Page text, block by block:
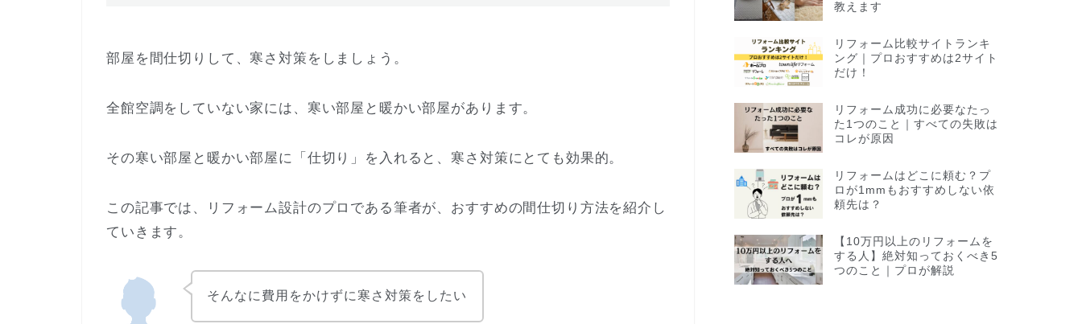
部屋を間仕切りして、寒さ対策をしましょう。
全館空調をしていない家には、寒い部屋と暖かい部屋があります。
その寒い部屋と暖かい部屋に「仕切り」を入れると、寒さ対策にとても効果的。
この記事では、リフォーム設計のプロである筆者が、おすすめの間仕切り方法を紹介し
ていきます。
そんなに費用をかけずに寒さ対策をしたい
教えます
リフォーム比較サイトランキ
ング｜プロおすすめは2サイト
だけ！
リフォーム成功に必要なたっ
た1つのこと｜すべての失敗は
コレが原因
リフォームはどこに頼む？プ
ロが1mmもおすすめしない依
頼先は？
【10万円以上のリフォームを
する人】絶対知っておくべき5
つのこと｜プロが解説